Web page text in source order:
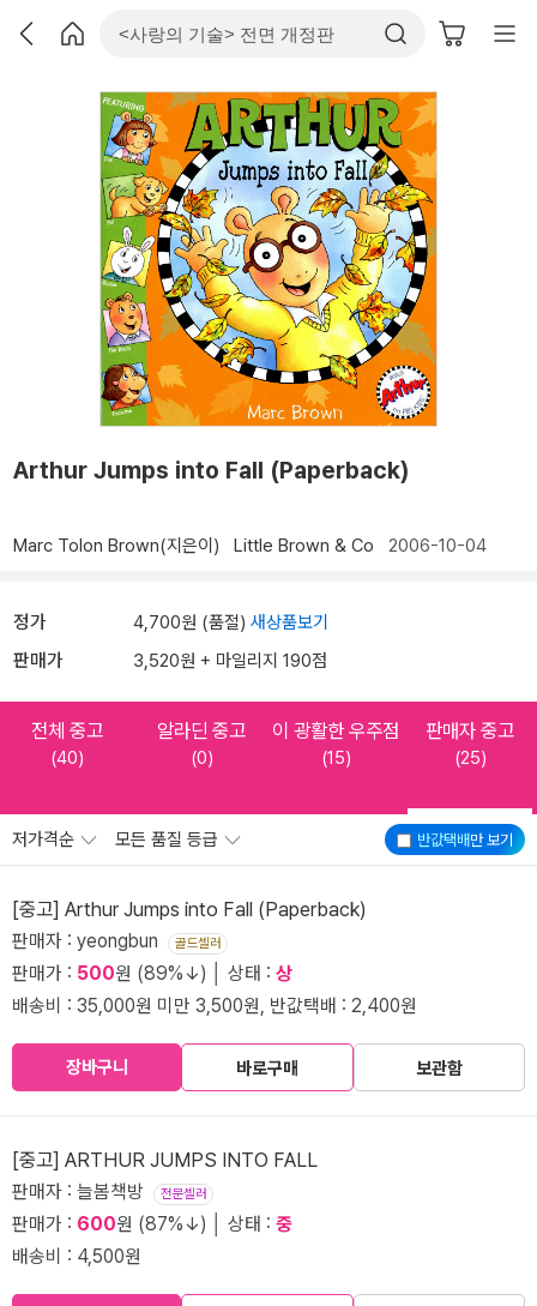
Arthur Jumps into Fall (Paperback)
Marc Tolon Brown(지은이) Little Brown & Co 2006-10-04
정가 4,700원 (품절) 새상품보기
판매가 3,520원 + 마일리지 190점
전체 중고
(40)
알라딘 중고
(0)
이 광활한 우주점
(15)
판매자 중고
(25)
반값택배만 보기
저가격순 모든 품질 등급
[중고] Arthur Jumps into Fall (Paperback)
판매자 : yeongbun 골드셀러
판매가 : 500원 (89%↓) │ 상태 : 상
배송비 : 35,000원 미만 3,500원, 반값택배 : 2,400원
장바구니 바로구매 보관함
[중고] ARTHUR JUMPS INTO FALL
판매자 : 늘봄책방 전문셀러
판매가 : 600원 (87%↓) │ 상태 : 중
배송비 : 4,500원